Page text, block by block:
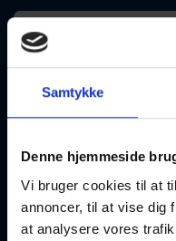
Samtykke
Denne hjemmeside
Vi bruger cookies til at
annoncer, til at vise dig
at analysere vores
09-08-2026
Holstebro